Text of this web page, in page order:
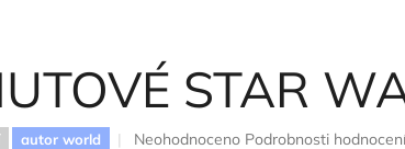
STAR
autor world
Průměrné
Neohodnoceno Podrobnosti hodnocení